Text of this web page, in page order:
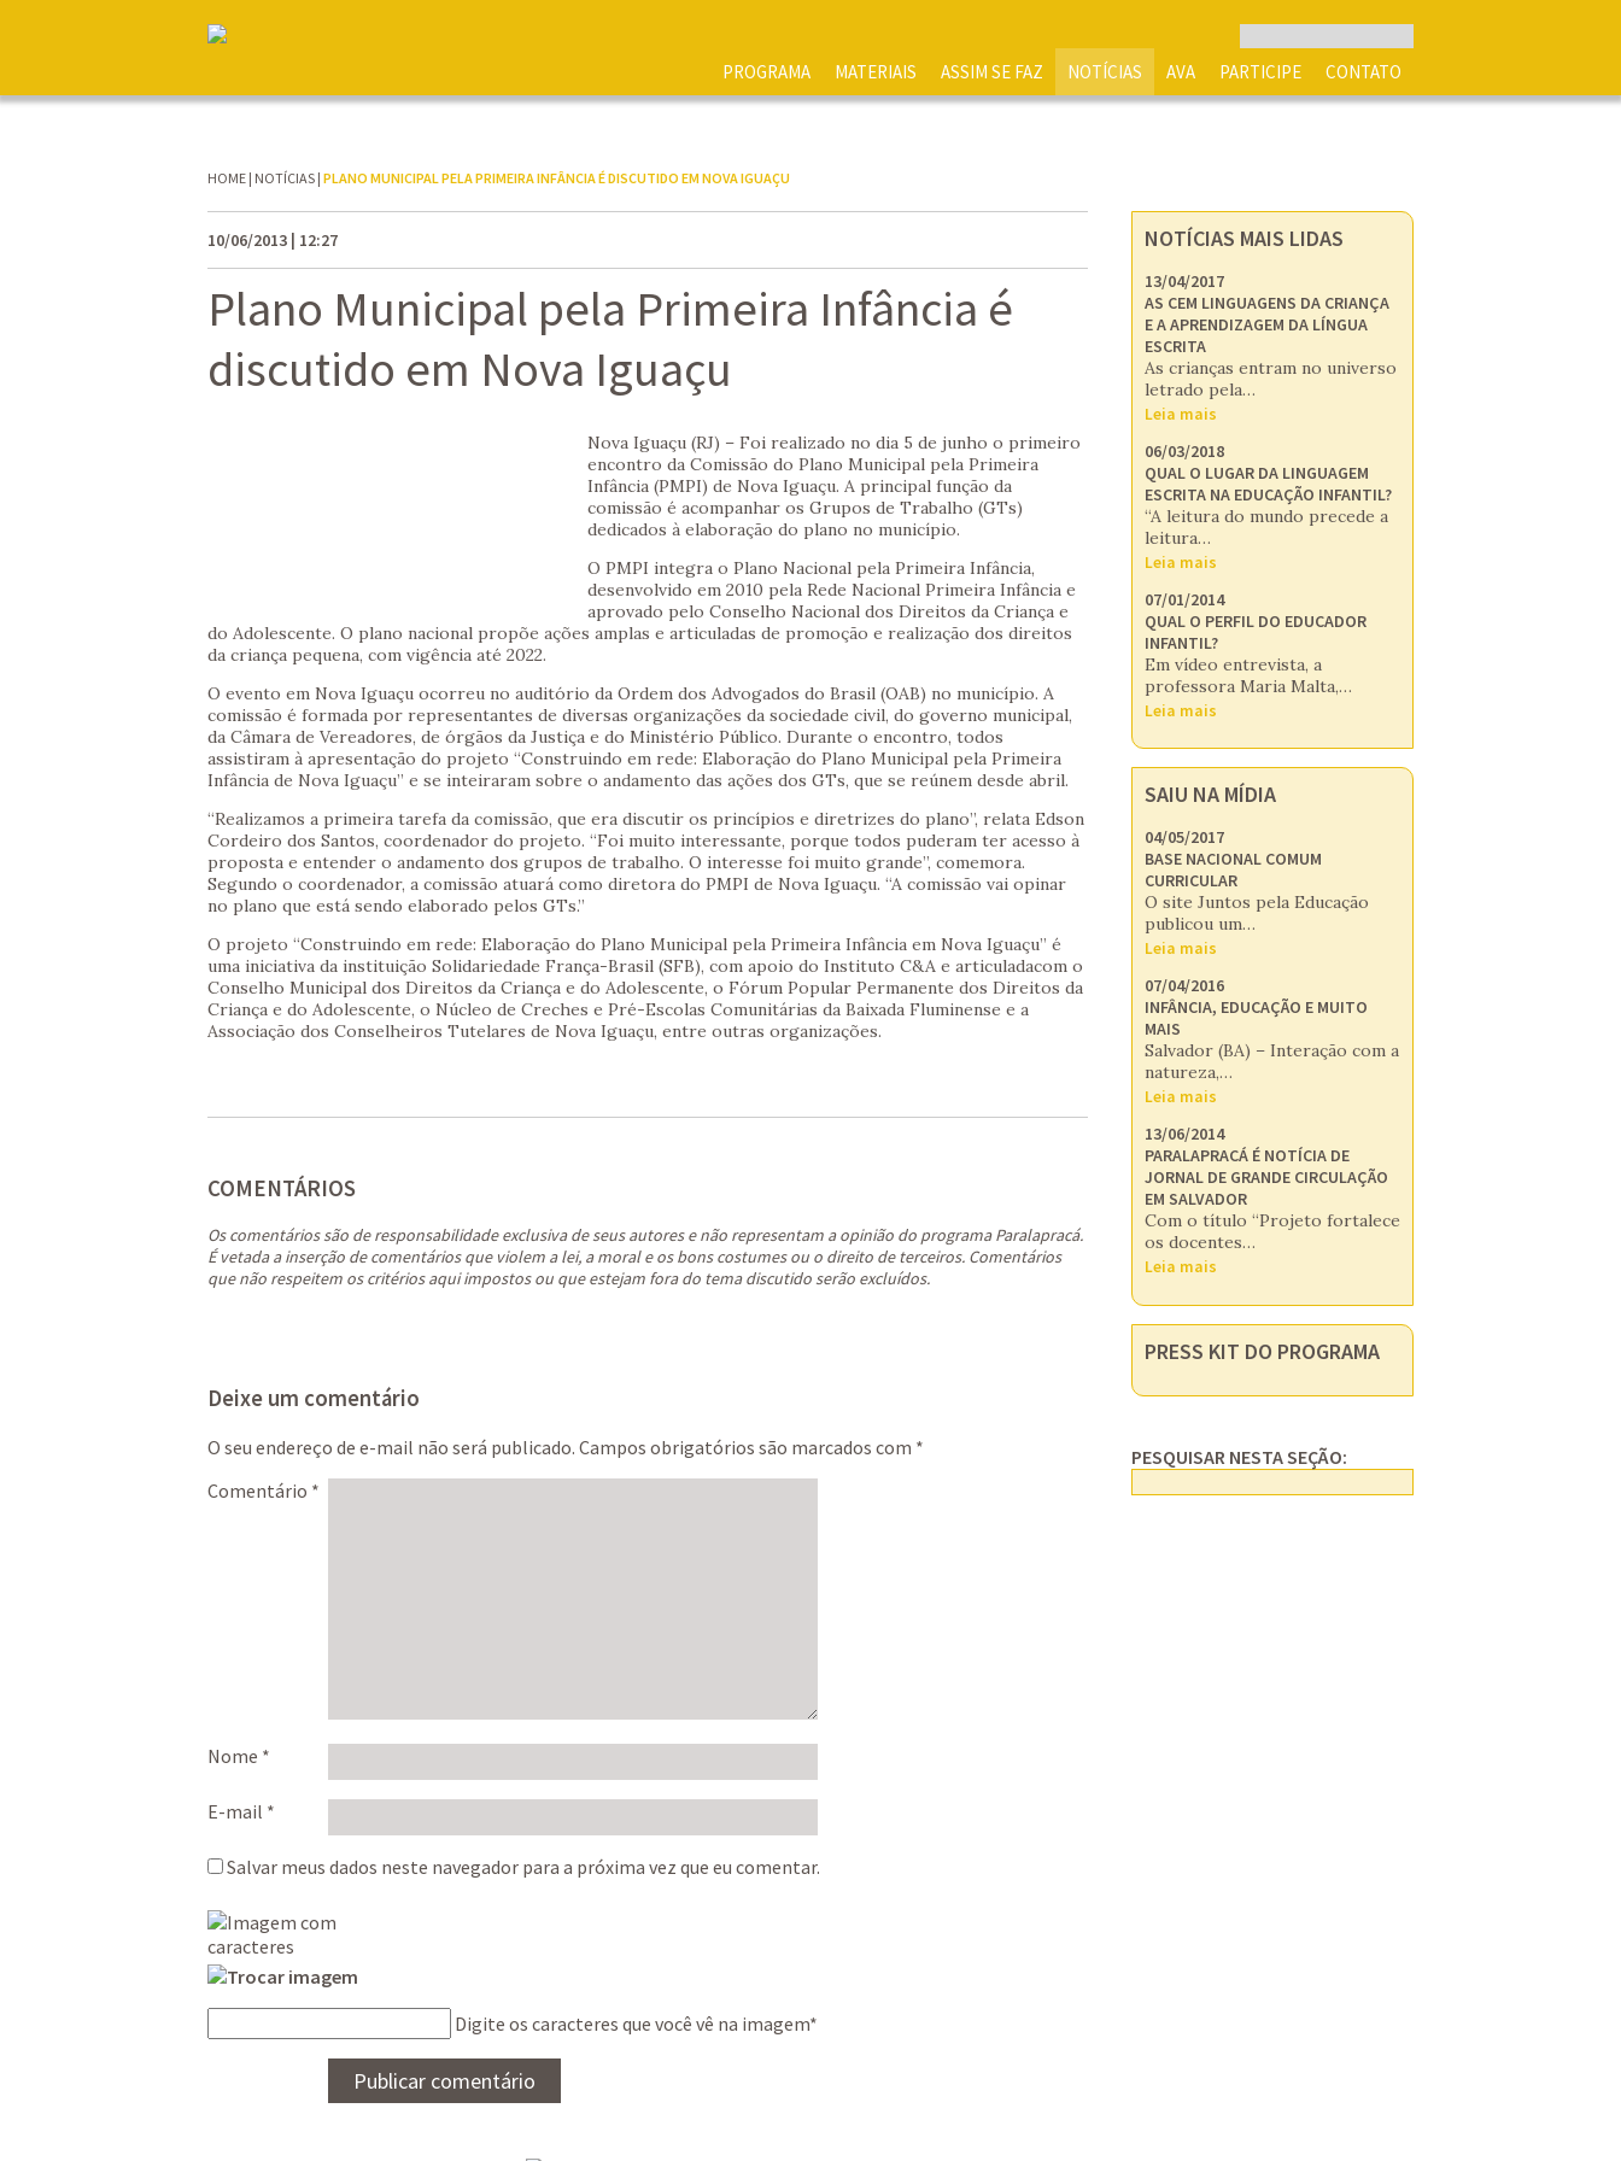
PROGRAMA MATERIAIS ASSIM SE FAZ NOTÍCIAS AVA PARTICIPE CONTATO
HOME | NOTÍCIAS | PLANO MUNICIPAL PELA PRIMEIRA INFÂNCIA É DISCUTIDO EM NOVA IGUAÇU
10/06/2013 | 12:27
Plano Municipal pela Primeira Infância é
discutido em Nova Iguaçu
Nova Iguaçu (RJ) – Foi realizado no dia 5 de junho o primeiro
encontro da Comissão do Plano Municipal pela Primeira
Infância (PMPI) de Nova Iguaçu. A principal função da
comissão é acompanhar os Grupos de Trabalho (GTs)
dedicados à elaboração do plano no município.
O PMPI integra o Plano Nacional pela Primeira Infância,
desenvolvido em 2010 pela Rede Nacional Primeira Infância e
aprovado pelo Conselho Nacional dos Direitos da Criança e
do Adolescente. O plano nacional propõe ações amplas e articuladas de promoção e realização dos direitos
da criança pequena, com vigência até 2022.
O evento em Nova Iguaçu ocorreu no auditório da Ordem dos Advogados do Brasil (OAB) no município. A
comissão é formada por representantes de diversas organizações da sociedade civil, do governo municipal,
da Câmara de Vereadores, de órgãos da Justiça e do Ministério Público. Durante o encontro, todos
assistiram à apresentação do projeto “Construindo em rede: Elaboração do Plano Municipal pela Primeira
Infância de Nova Iguaçu” e se inteiraram sobre o andamento das ações dos GTs, que se reúnem desde abril.
“Realizamos a primeira tarefa da comissão, que era discutir os princípios e diretrizes do plano”, relata Edson
Cordeiro dos Santos, coordenador do projeto. “Foi muito interessante, porque todos puderam ter acesso à
proposta e entender o andamento dos grupos de trabalho. O interesse foi muito grande”, comemora.
Segundo o coordenador, a comissão atuará como diretora do PMPI de Nova Iguaçu. “A comissão vai opinar
no plano que está sendo elaborado pelos GTs.”
O projeto “Construindo em rede: Elaboração do Plano Municipal pela Primeira Infância em Nova Iguaçu” é
uma iniciativa da instituição Solidariedade França-Brasil (SFB), com apoio do Instituto C&A e articuladacom o
Conselho Municipal dos Direitos da Criança e do Adolescente, o Fórum Popular Permanente dos Direitos da
Criança e do Adolescente, o Núcleo de Creches e Pré-Escolas Comunitárias da Baixada Fluminense e a
Associação dos Conselheiros Tutelares de Nova Iguaçu, entre outras organizações.
NOTÍCIAS MAIS LIDAS
13/04/2017
AS CEM LINGUAGENS DA CRIANÇA
E A APRENDIZAGEM DA LÍNGUA
ESCRITA
As crianças entram no universo
letrado pela…
Leia mais
06/03/2018
QUAL O LUGAR DA LINGUAGEM
ESCRITA NA EDUCAÇÃO INFANTIL?
“A leitura do mundo precede a
leitura…
Leia mais
07/01/2014
QUAL O PERFIL DO EDUCADOR
INFANTIL?
Em vídeo entrevista, a
professora Maria Malta,…
Leia mais
SAIU NA MÍDIA
04/05/2017
BASE NACIONAL COMUM
CURRICULAR
O site Juntos pela Educação
publicou um…
Leia mais
07/04/2016
INFÂNCIA, EDUCAÇÃO E MUITO
MAIS
Salvador (BA) – Interação com a
natureza,…
Leia mais
13/06/2014
PARALAPRACÁ É NOTÍCIA DE
JORNAL DE GRANDE CIRCULAÇÃO
EM SALVADOR
Com o título “Projeto fortalece
os docentes…
Leia mais
PRESS KIT DO PROGRAMA
PESQUISAR NESTA SEÇÃO:
COMENTÁRIOS
Os comentários são de responsabilidade exclusiva de seus autores e não representam a opinião do programa Paralapracá.
É vetada a inserção de comentários que violem a lei, a moral e os bons costumes ou o direito de terceiros. Comentários
que não respeitem os critérios aqui impostos ou que estejam fora do tema discutido serão excluídos.
Deixe um comentário
O seu endereço de e-mail não será publicado. Campos obrigatórios são marcados com *
Comentário *
Nome *
E-mail *
Salvar meus dados neste navegador para a próxima vez que eu comentar.
Digite os caracteres que você vê na imagem*